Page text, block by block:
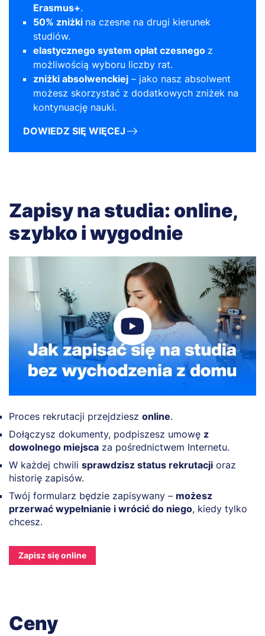
Erasmus+.
50% zniżki na czesne na drugi kierunek
studiów.
elastycznego system opłat czesnego z
możliwością wyboru liczby rat.
zniżki absolwenckiej – jako nasz absolwent
możesz skorzystać z dodatkowych zniżek na
kontynuację nauki.
DOWIEDZ SIĘ WIĘCEJ
Zapisy na studia: online,
szybko i wygodnie
Proces rekrutacji przejdziesz online.
Dołączysz dokumenty, podpiszesz umowę z
dowolnego miejsca za pośrednictwem Internetu.
W każdej chwili sprawdzisz status rekrutacji oraz
historię zapisów.
Twój formularz będzie zapisywany – możesz
przerwać wypełnianie i wrócić do niego, kiedy tylko
chcesz.
Zapisz się online
Ceny